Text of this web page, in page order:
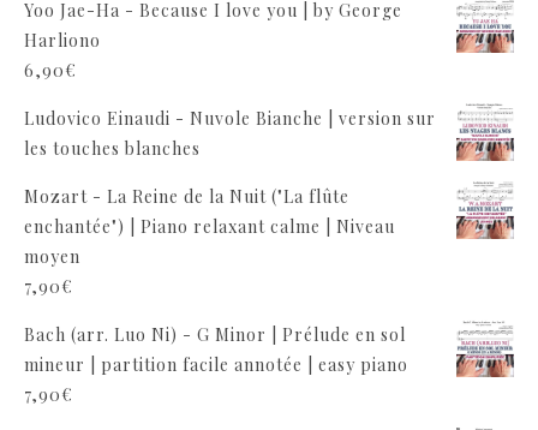
Yoo Jae-Ha - Because I love you | by George
Harliono
6,90€
Ludovico Einaudi - Nuvole Bianche | version sur
les touches blanches
Mozart - La Reine de la Nuit ("La flûte
enchantée") | Piano relaxant calme | Niveau
moyen
7,90€
Bach (arr. Luo Ni) - G Minor | Prélude en sol
mineur | partition facile annotée | easy piano
7,90€